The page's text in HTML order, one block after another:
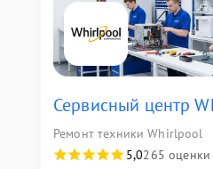
Сервисный центр
Ремонт техники Whirlpool
5,0265 оценки